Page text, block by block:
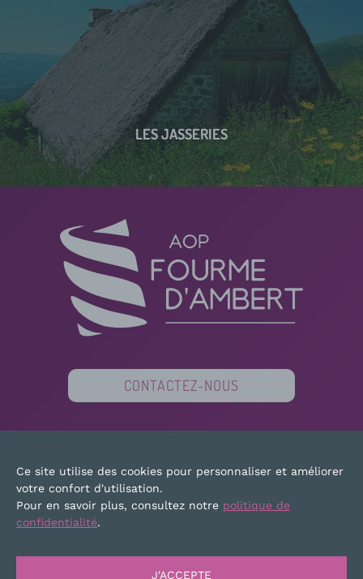
LES JASSERIES
CONTACTEZ-NOUS
PLAN DU SITE MENTIONS LÉGALES
Ce site utilise des cookies pour personnaliser et améliorer
votre confort d'utilisation.
Pour en savoir plus, consultez notre politique de
confidentialité.
J'ACCEPTE